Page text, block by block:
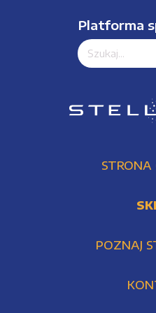
Platforma
POZNAJ